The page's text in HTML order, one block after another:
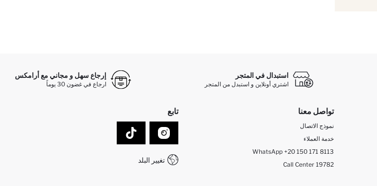
استبدال في المتجر
اشتري أونلاين و استبدل من المتجر
إرجاع سهل و مجاني مع أرامكس
ارجاع في غضون 30 يوماً
تواصل معنا
نموذج الاتصال
خدمة العملاء
WhatsApp +20 150 171 8113
Call Center 19782
تابع
تغيير البلد